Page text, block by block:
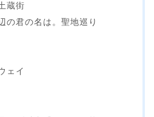
蔵街
の君の名は。聖地巡り
ェイ